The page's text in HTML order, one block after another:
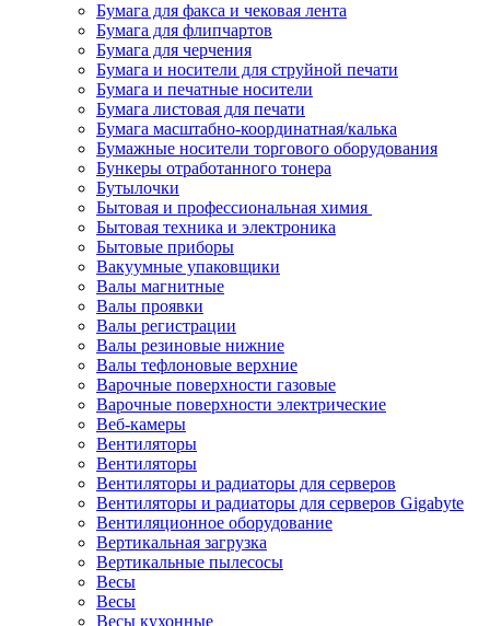
Бумага для факса и чековая лента
Бумага для флипчартов
Бумага для черчения
Бумага и носители для струйной печати
Бумага и печатные носители
Бумага листовая для печати
Бумага масштабно-координатная/калька
Бумажные носители торгового оборудования
Бункеры отработанного тонера
Бутылочки
Бытовая и профессиональная химия
Бытовая техника и электроника
Бытовые приборы
Вакуумные упаковщики
Валы магнитные
Валы проявки
Валы регистрации
Валы резиновые нижние
Валы тефлоновые верхние
Варочные поверхности газовые
Варочные поверхности электрические
Веб-камеры
Вентиляторы
Вентиляторы
Вентиляторы и радиаторы для серверов
Вентиляторы и радиаторы для серверов Gigabyte
Вентиляционное оборудование
Вертикальная загрузка
Вертикальные пылесосы
Весы
Весы
Весы кухонные